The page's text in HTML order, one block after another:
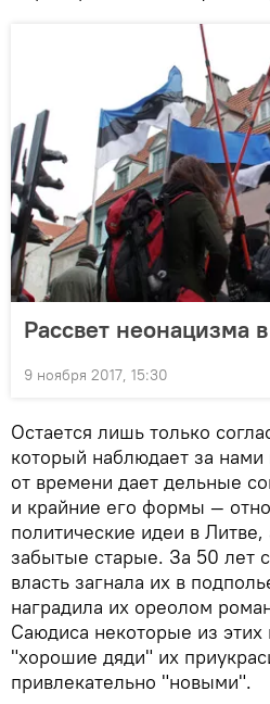
Рассвет неонацизма
9 ноября 2017, 15:30
Остается лишь только
который наблюдает за
от времени дает дельные
и крайние его формы —
политические идеи в
забытые старые. За 50 лет
власть загнала их в
наградила их ореолом
Саюдиса некоторые из этих
"хорошие дяди" их
привлекательно "новыми".